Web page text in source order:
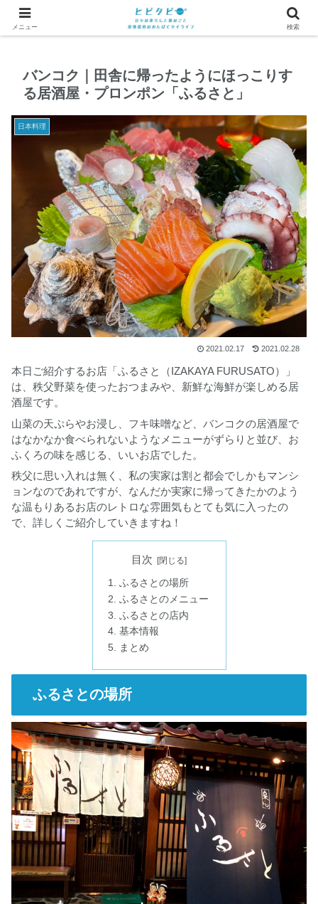
バンコク｜田舎に帰ったようにほっこりす
る居酒屋・プロンポン「ふるさと」
日本料理
2021.02.17 2021.02.28
本日ご紹介するお店「ふるさと（IZAKAYA FURUSATO）」
は、秩父野菜を使ったおつまみや、新鮮な海鮮が楽しめる居
酒屋です。
山菜の天ぷらやお浸し、フキ味噌など、バンコクの居酒屋で
はなかなか食べられないようなメニューがずらりと並び、お
ふくろの味を感じる、いいお店でした。
秩父に思い入れは無く、私の実家は割と都会でしかもマンシ
ョンなのであれですが、なんだか実家に帰ってきたかのよう
な温もりあるお店のレトロな雰囲気もとても気に入ったの
で、詳しくご紹介していきますね！
目次
ふるさとの場所
ふるさとのメニュー
ふるさとの店内
基本情報
まとめ
ふるさとの場所
メニュー 検索